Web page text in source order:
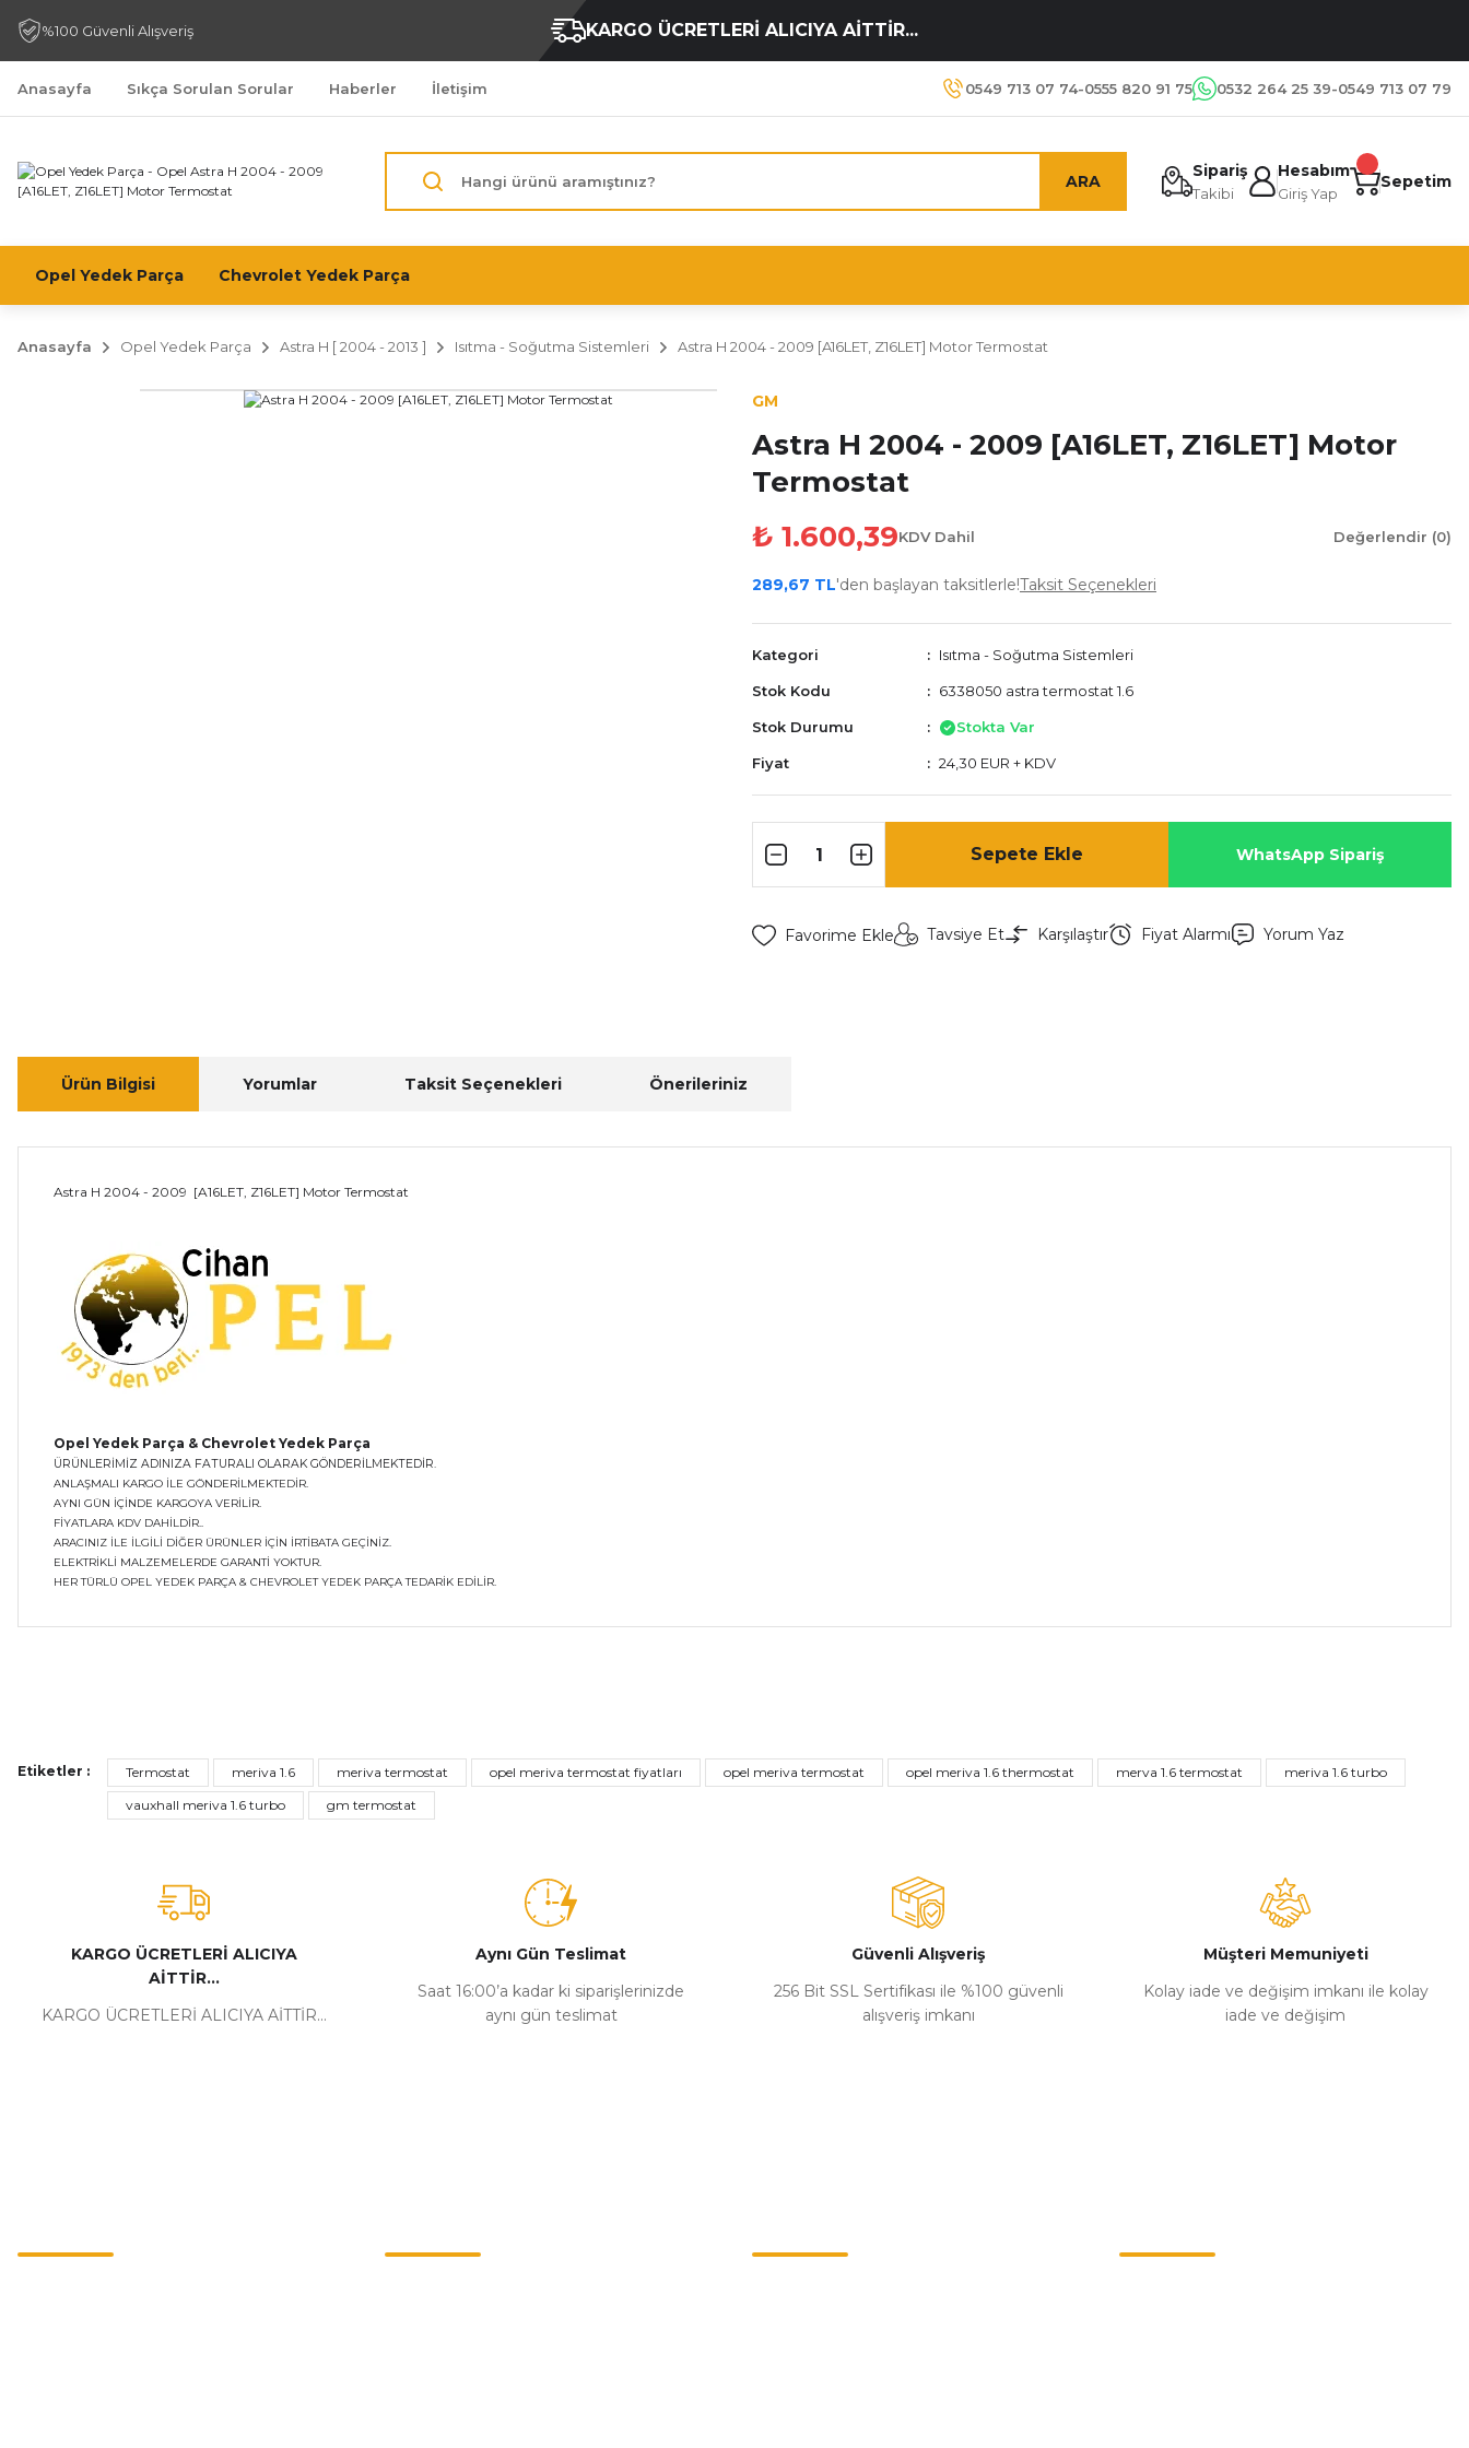
%100 Güvenli Alışveriş KARGO ÜCRETLERİ ALICIYA AİTTİR...
Anasayfa Sıkça Sorulan Sorular Haberler İletişim 0549 713 07 74-0555 820 91 75 0532 264 25 39-0549 713 07 79
ARA
Sipariş
Takibi
Hesabım
Giriş Yap
Sepetim
Opel Yedek Parça Chevrolet Yedek Parça
Anasayfa Opel Yedek Parça Astra H [ 2004 - 2013 ] Isıtma - Soğutma Sistemleri Astra H 2004 - 2009 [A16LET, Z16LET] Motor Termostat
GM
Astra H 2004 - 2009 [A16LET, Z16LET] Motor
Termostat
₺ 1.600,39KDV Dahil Değerlendir (0)
289,67 TL'den başlayan taksitlerle!Taksit Seçenekleri
Kategori Isıtma - Soğutma Sistemleri
Stok Kodu 6338050 astra termostat 1.6
Stok Durumu Stokta Var
Fiyat 24,30 EUR + KDV
Sepete Ekle WhatsApp Sipariş
Tavsiye Et Karşılaştır Fiyat Alarmı Yorum Yaz
Ürün Bilgisi Yorumlar Taksit Seçenekleri Önerileriniz
Astra H 2004 - 2009 [A16LET, Z16LET] Motor Termostat
Opel Yedek Parça & Chevrolet Yedek Parça
ÜRÜNLERİMİZ ADINIZA FATURALI OLARAK GÖNDERİLMEKTEDİR.
ANLAŞMALI KARGO İLE GÖNDERİLMEKTEDİR.
AYNI GÜN İÇİNDE KARGOYA VERİLİR.
FİYATLARA KDV DAHİLDİR..
ARACINIZ İLE İLGİLİ DİĞER ÜRÜNLER İÇİN İRTİBATA GEÇİNİZ.
ELEKTRİKLİ MALZEMELERDE GARANTİ YOKTUR.
HER TÜRLÜ OPEL YEDEK PARÇA & CHEVROLET YEDEK PARÇA TEDARİK EDİLİR.
Yorum Yaz
Ürün açıklamasında eksik bilgiler bulunuyor.
Ürün bilgilerinde hatalar bulunuyor.
Etiketler : Termostat meriva 1.6 meriva termostat opel meriva termostat fiyatları opel meriva termostat opel meriva 1.6 thermostat merva 1.6 termostat
meriva 1.6 turbo
vauxhall meriva 1.6 turbo
gm termostat
KARGO ÜCRETLERİ ALICIYA
AİTTİR...
KARGO ÜCRETLERİ ALICIYA AİTTİR...
Aynı Gün Teslimat
Saat 16:00’a kadar ki siparişlerinizde
aynı gün teslimat
Güvenli Alışveriş
256 Bit SSL Sertifikası ile %100 güvenli
alışveriş imkanı
Müşteri Memuniyeti
Kolay iade ve değişim imkanı ile kolay
iade ve değişim